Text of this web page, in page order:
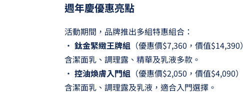
週年慶優惠亮點
活動期間，品牌推出多組特惠組合：
• 鈦金緊緻王牌組（優惠價$7,360，價值$14,390）
含潔面乳、調理露、精華及乳液多款。
• 控油煥膚入門組（優惠價$2,050，價值$4,090）
含潔面乳、調理露及乳液，適合入門選擇。